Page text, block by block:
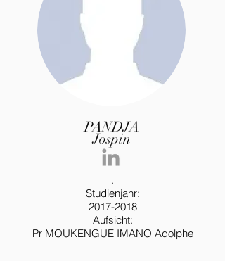
PANDJA
Jospin
.
Studienjahr:
2017-2018
Aufsicht:
Pr MOUKENGUE IMANO Adolphe